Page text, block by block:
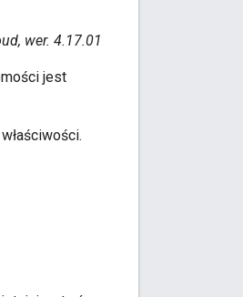
wer. 4.17.01
jest